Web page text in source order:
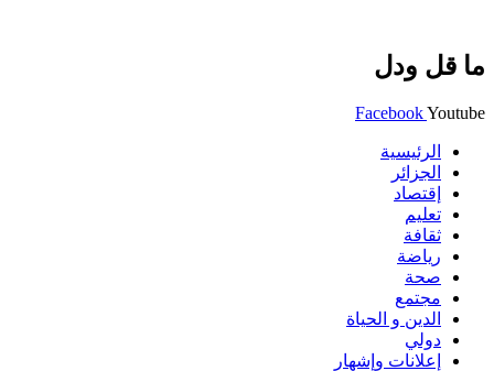
ما قل ودل
FacebookYoutube
الرئيسية
الجزائر
إقتصاد
تعليم
ثقافة
رياضة
صحة
مجتمع
الدين و الحياة
دولي
إعلانات وإشهار